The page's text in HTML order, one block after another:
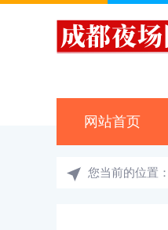
网站首页
您当前的位置：